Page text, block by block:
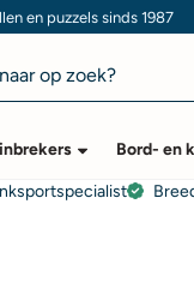
en puzzels sinds 1987
Bord- en